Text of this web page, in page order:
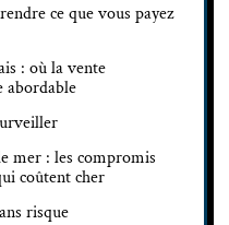
ce que vous payez
: où la vente
abordable
mer : les compromis
coûtent cher
risque